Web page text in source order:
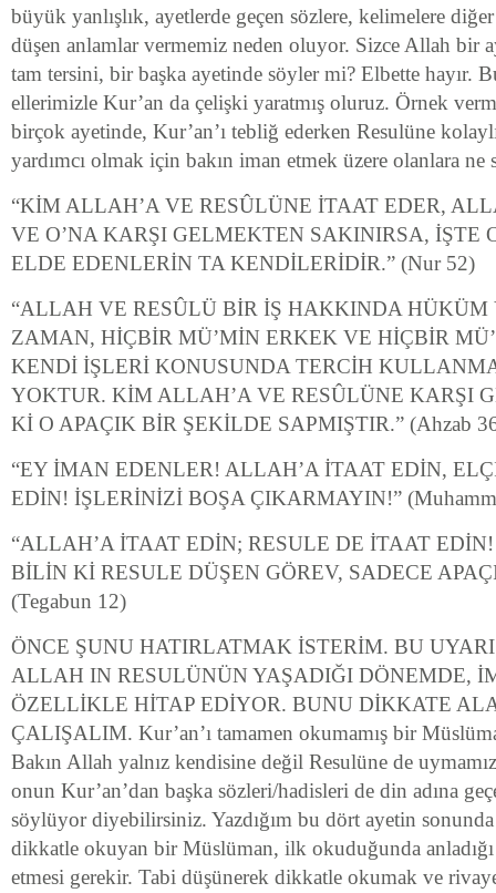
büyük yanlışlık, ayetlerde geçen sözlere, kelimelere
düşen anlamlar vermemiz neden oluyor. Sizce Allah bir
tam tersini, bir başka ayetinde söyler mi? Elbette hayır.
ellerimizle Kur’an da çelişki yaratmış oluruz. Örnek
birçok ayetinde, Kur’an’ı tebliğ ederken Resulüne
yardımcı olmak için bakın iman etmek üzere olanlara
“KİM ALLAH’A VE RESÛLÜNE İTAAT EDER,
VE O’NA KARŞI GELMEKTEN SAKINIRSA, İŞTE
ELDE EDENLERİN TA KENDİLERİDİR.” (Nur 52)
“ALLAH VE RESÛLÜ BİR İŞ HAKKINDA HÜKÜM
ZAMAN, HİÇBİR MÜ’MİN ERKEK VE HİÇBİR
KENDİ İŞLERİ KONUSUNDA TERCİH
YOKTUR. KİM ALLAH’A VE RESÛLÜNE KARŞI
Kİ O APAÇIK BİR ŞEKİLDE SAPMIŞTIR.” (Ahzab
“EY İMAN EDENLER! ALLAH’A İTAAT EDİN,
EDİN! İŞLERİNİZİ BOŞA ÇIKARMAYIN!”
“ALLAH’A İTAAT EDİN; RESULE DE İTAAT
BİLİN Kİ RESULE DÜŞEN GÖREV, SADECE
(Tegabun 12)
ÖNCE ŞUNU HATIRLATMAK İSTERİM. BU
ALLAH IN RESULÜNÜN YAŞADIĞI DÖNEMDE,
ÖZELLİKLE HİTAP EDİYOR. BUNU DİKKATE
ÇALIŞALIM. Kur’an’ı tamamen okumamış bir
Bakın Allah yalnız kendisine değil Resulüne de
onun Kur’an’dan başka sözleri/hadisleri de din adına
söylüyor diyebilirsiniz. Yazdığım bu dört ayetin
dikkatle okuyan bir Müslüman, ilk okuduğunda
etmesi gerekir. Tabi düşünerek dikkatle okumak ve